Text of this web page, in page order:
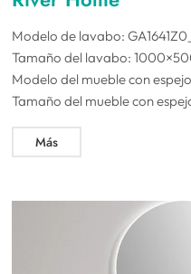
Modelo de lavabo:
Tamaño del lavabo:
Modelo del mueble con
Tamaño del mueble con
Más